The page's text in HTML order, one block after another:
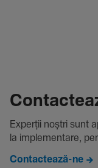
Experții noștri sunt
la imple­men­tare,
Contactează-ne